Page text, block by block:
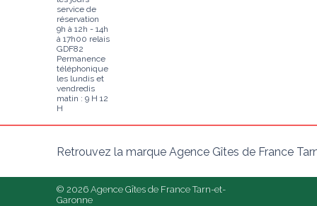
service de
réservation
9h à 12h - 14h
à 17h00 relais
GDF82
Permanence
téléphonique
les lundis et
vendredis
matin : 9 H 12
H
Retrouvez la marque Agence Gîtes de France
© 2026 Agence Gîtes de France Tarn-et-
Garonne